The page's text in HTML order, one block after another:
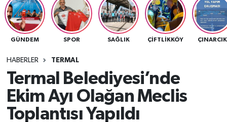
GÜNDEM SPOR SAĞLIK ÇİFTLİKKÖY ÇINARCIK
HABERLER TERMAL
Termal Belediyesi’nde
Ekim Ayı Olağan Meclis
Toplantısı Yapıldı
KÜLTÜR
BİLİM VE TEKNOLOJİ
ASAYİŞ
Yalova Trafik Yoğunluk Haritası
Tüm Manşetler
Son Dakika Haberleri